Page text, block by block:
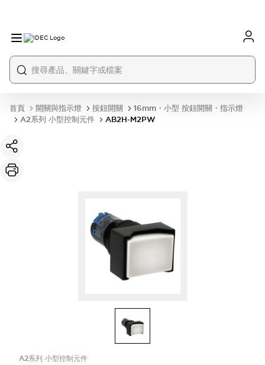
首頁 開關與指示燈 按鈕開關
16mm・小型 按鈕開關・指示燈
A2系列 小型控制元件
AB2H-M2PW
A2系列 小型控制元件